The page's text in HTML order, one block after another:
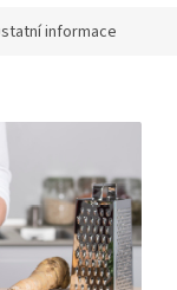
informace